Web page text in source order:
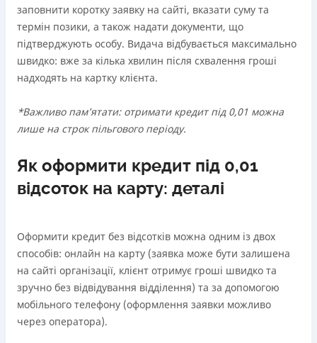
заповнити коротку заявку на сайті, вказати суму та
термін позики, а також надати документи, що
підтверджують особу. Видача відбувається максимально
швидко: вже за кілька хвилин після схвалення гроші
надходять на картку клієнта.
*Важливо памʼятати: отримати кредит під 0,01 можна
лише на строк пільгового періоду.
Як оформити кредит під 0,01
відсоток на карту: деталі
Оформити кредит без відсотків можна одним із двох
способів: онлайн на карту (заявка може бути залишена
на сайті організації, клієнт отримує гроші швидко та
зручно без відвідування відділення) та за допомогою
мобільного телефону (оформлення заявки можливо
через оператора).